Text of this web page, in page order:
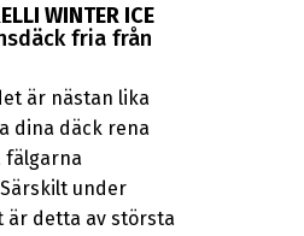
WINTER ICE
fria från
är nästan lika
dina däck rena
fälgarna
under
är detta av största